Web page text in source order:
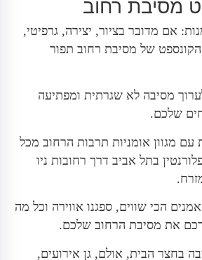
מסיבת רחוב
אם מדובר בציור, יצירה, גרפיטי,
הקונספט של מסיבת רחוב תפור
מסיבה לא שגרתית ומפתיעה
שלכם.
מגוון אומניות תרבות הרחוב מכל
בתל אביב דרך רחובות ניו
הכי שווים, ספגנו אווירה וכל מה
את מסיבת הרחוב שלכם.
בחצר הבית, אולם, גן אירועים,